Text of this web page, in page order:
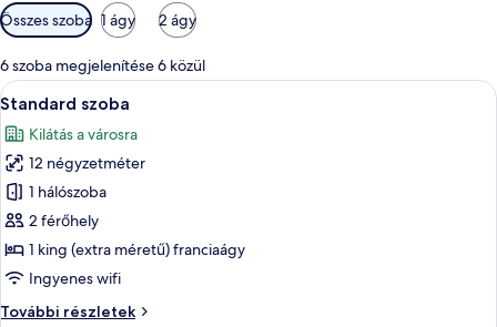
Szobákhoz
rendelkezésre
álló
szűrők
Összes szoba 1 ágy 2 ágy
6 szoba megjelenítése 6 közül
A
következő
szoba
összes
képének
megtekintése:
Standard
szoba
Egy modern szállodai szoba,
3
Standard szoba
Kilátás a városra
12 négyzetméter
1 hálószoba
2 férőhely
1 king (extra méretű) franciaágy
Ingyenes wifi
További részletek
Standard